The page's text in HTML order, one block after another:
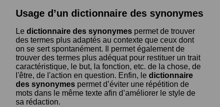
Usage d’un dictionnaire des synonymes
Le dictionnaire des synonymes permet de trouver
des termes plus adaptés au contexte que ceux dont
on se sert spontanément. Il permet également de
trouver des termes plus adéquat pour restituer un trait
caractéristique, le but, la fonction, etc. de la chose, de
l'être, de l'action en question. Enfin, le dictionnaire
des synonymes permet d’éviter une répétition de
mots dans le même texte afin d’améliorer le style de
sa rédaction.